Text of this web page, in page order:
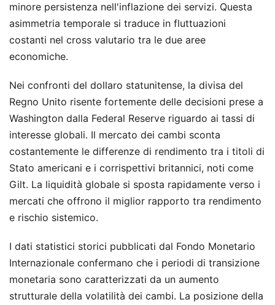
minore persistenza nell'inflazione dei servizi. Questa
asimmetria temporale si traduce in fluttuazioni
costanti nel cross valutario tra le due aree
economiche.
Nei confronti del dollaro statunitense, la divisa del
Regno Unito risente fortemente delle decisioni prese a
Washington dalla Federal Reserve riguardo ai tassi di
interesse globali. Il mercato dei cambi sconta
costantemente le differenze di rendimento tra i titoli di
Stato americani e i corrispettivi britannici, noti come
Gilt. La liquidità globale si sposta rapidamente verso i
mercati che offrono il miglior rapporto tra rendimento
e rischio sistemico.
I dati statistici storici pubblicati dal Fondo Monetario
Internazionale confermano che i periodi di transizione
monetaria sono caratterizzati da un aumento
strutturale della volatilità dei cambi. La posizione della